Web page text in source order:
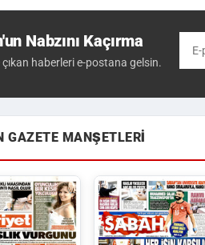
Nabzını Kaçırma
haberleri e-postana gelsin.
GAZETE MANŞETLERI